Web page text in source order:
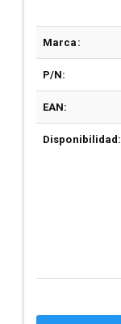
Marca:
P/N:
EAN:
Disponibilidad: